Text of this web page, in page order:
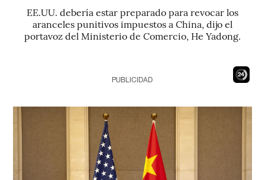
EE.UU. debería estar preparado para revocar los
aranceles punitivos impuestos a China, dijo el
portavoz del Ministerio de Comercio, He Yadong.
23
PUBLICIDAD